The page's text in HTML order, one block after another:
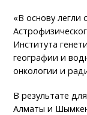
«В основу легли
Института
географии и
онкологии и
В результате
Алматы и